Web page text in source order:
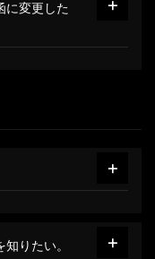
に変更した
りたい。